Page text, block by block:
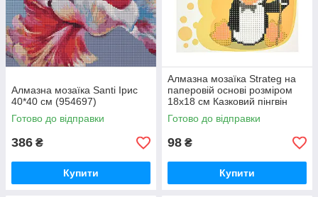
Алмазна мозаїка Santi Ірис
40*40 см (954697)
Готово до відправки
386 ₴
Купити
Алмазна мозаїка Strateg на
паперовій основі розміром
18х18 см Казковий пінгвін
(JUB14407)
Готово до відправки
98 ₴
Купити